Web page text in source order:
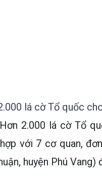
lá cờ Tổ quốc
2.000 lá cờ Tổ
với 7 cơ quan,
huyện Phú